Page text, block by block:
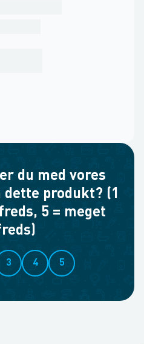
du med vores
produkt? (1
5 = meget
3 4 5